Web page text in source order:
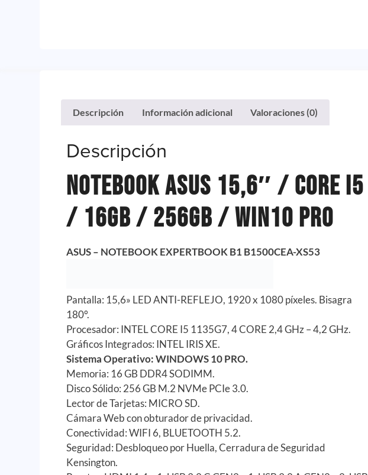
Descripción Información adicional Valoraciones (0)
Descripción
Notebook Asus 15,6″ / Core I5
/ 16GB / 256GB / Win10 Pro
ASUS – NOTEBOOK EXPERTBOOK B1 B1500CEA-XS53
Pantalla: 15,6» LED ANTI-REFLEJO, 1920 x 1080 píxeles. Bisagra
180°.
Procesador: INTEL CORE I5 1135G7, 4 CORE 2,4 GHz – 4,2 GHz.
Gráficos Integrados: INTEL IRIS XE.
Sistema Operativo: WINDOWS 10 PRO.
Memoria: 16 GB DDR4 SODIMM.
Disco Sólido: 256 GB M.2 NVMe PCIe 3.0.
Lector de Tarjetas: MICRO SD.
Cámara Web con obturador de privacidad.
Conectividad: WIFI 6, BLUETOOTH 5.2.
Seguridad: Desbloqueo por Huella, Cerradura de Seguridad
Kensington.